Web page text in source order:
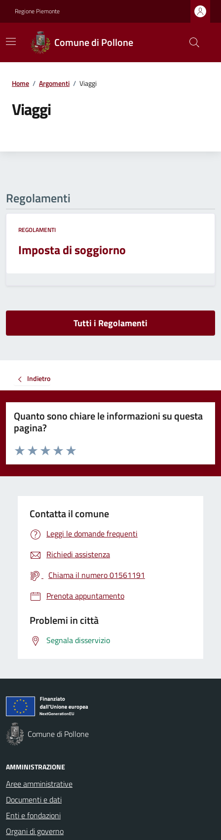
Regione Piemonte
Comune di Pollone
Home / Argomenti / Viaggi
Viaggi
Regolamenti
REGOLAMENTI
Imposta di soggiorno
Tutti i Regolamenti
Indietro
Quanto sono chiare le informazioni su questa
pagina?
Valuta da 1 a 5 stelle la pagina
Valuta 5 stelle su 5
Valuta 4 stelle su 5
Valuta 3 stelle su 5
Valuta 2 stelle su 5
Valuta 1 stelle su 5
Contatta il comune
Leggi le domande frequenti
Richiedi assistenza
Chiama il numero 01561191
Prenota appuntamento
Problemi in città
Segnala disservizio
Comune di Pollone
AMMINISTRAZIONE
Aree amministrative
Documenti e dati
Enti e fondazioni
Organi di governo